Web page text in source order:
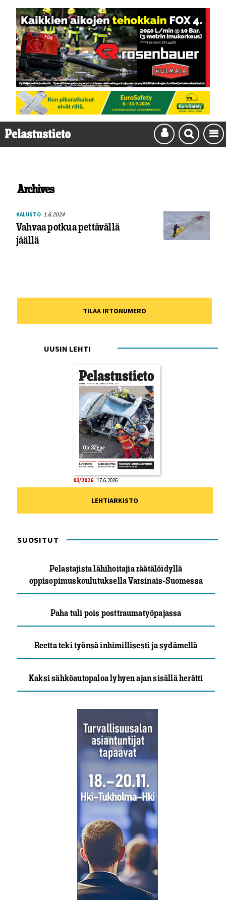
Archives
KALUSTO 1.6.2024
Vahvaa potkua pettävällä
jäällä
TILAA IRTONUMERO
UUSIN LEHTI
03/2026 17.6.2026
LEHTIARKISTO
SUOSITUT
Pelastajista lähihoitajia räätälöidyllä
oppisopimuskoulutuksella Varsinais-Suomessa
Paha tuli pois posttraumatyöpajassa
Reetta teki työnsä inhimillisesti ja sydämellä
Kaksi sähköautopaloa lyhyen ajan sisällä herätti